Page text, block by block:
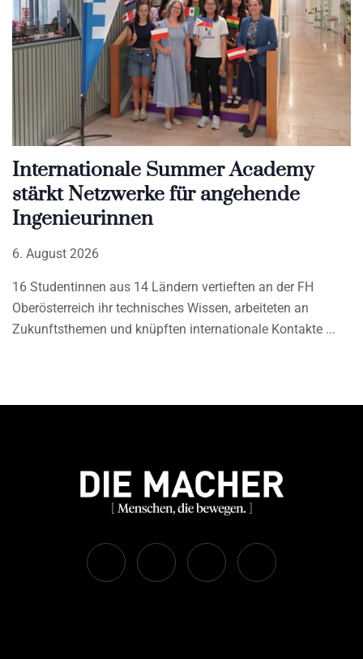
Internationale Summer Academy
stärkt Netzwerke für angehende
Ingenieurinnen
6. August 2026
16 Studentinnen aus 14 Ländern vertieften an der FH
Oberösterreich ihr technisches Wissen, arbeiteten an
Zukunftsthemen und knüpften internationale Kontakte